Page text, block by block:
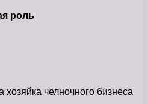
роль
челночного бизнеса